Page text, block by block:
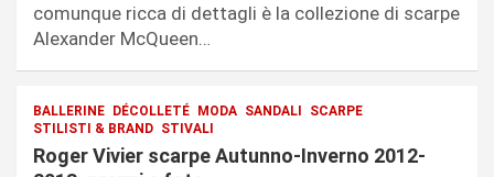
comunque ricca di dettagli è la collezione di scarpe
Alexander McQueen…
BALLERINE DÉCOLLETÉ MODA SANDALI
SCARPE
STILISTI & BRAND STIVALI
Roger Vivier scarpe Autunno-Inverno 2012-